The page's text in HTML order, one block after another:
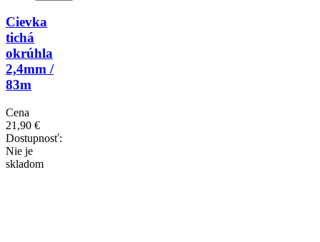
Cievka
tichá
okrúhla
2,4mm /
83m
Cena
21,90 €
Dostupnosť:
Nie je
skladom